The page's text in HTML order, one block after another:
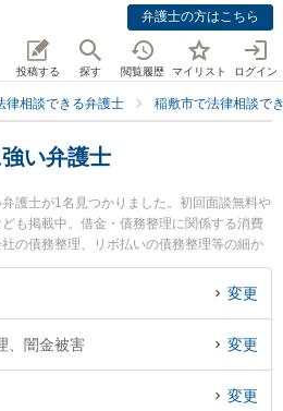
弁護士の方はこちら
投稿する 探す 閲覧履歴 マイリスト ログイン
律相談できる弁護士 稲敷市で法律相談で
い弁護士
護士が1名見つかりました。初回面談無料や
も掲載中。借金・債務整理に関係する消費
の債務整理、リボ払いの債務整理等の細か
です。特に加藤法律事務所の加藤 怜弁護士
強みなどが注目されています。『稲敷市で
稲敷市内の弁護士に相談予約したい』など
す。
変更
、闇金被害 変更
変更